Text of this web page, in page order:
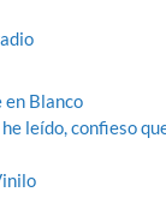
en Blanco
leído, confieso